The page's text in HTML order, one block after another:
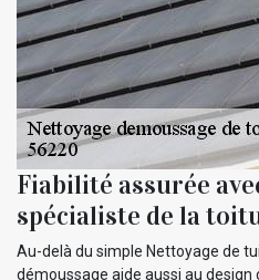
Fiabilité assurée
spécialiste de la
Au-delà du simple Nettoyage de
démoussage aide aussi au